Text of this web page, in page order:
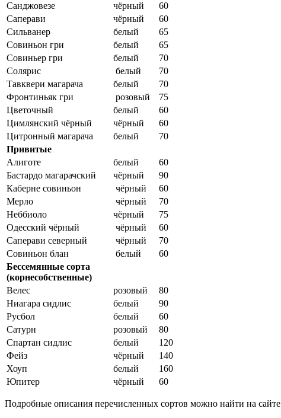
Санджовезе
чёрный
60
Саперави
чёрный
60
Сильванер
белый
65
Совиньон гри
белый
65
Совиньер гри
белый
70
Солярис
белый
70
Тавквери магарача
белый
70
Фронтиньяк гри
розовый
75
Цветочный
белый
60
Цимлянский чёрный
чёрный
60
Цитронный магарача
белый
70
Привитые
Алиготе
белый
60
Бастардо магарачский
чёрный
90
Каберне совиньон
чёрный
60
Мерло
чёрный
70
Неббиоло
чёрный
75
Одесский чёрный
чёрный
60
Саперави северный
чёрный
70
Совиньон блан
белый
60
Бессемянные сорта
(корнесобственные)
Велес
розовый
80
Ниагара сидлис
белый
90
Русбол
белый
60
Сатурн
розовый
80
Спартан сидлис
белый
120
Фейз
чёрный
140
Хоуп
белый
160
Юпитер
чёрный 60
Подробные описания перечисленных сортов можно найти на сайте